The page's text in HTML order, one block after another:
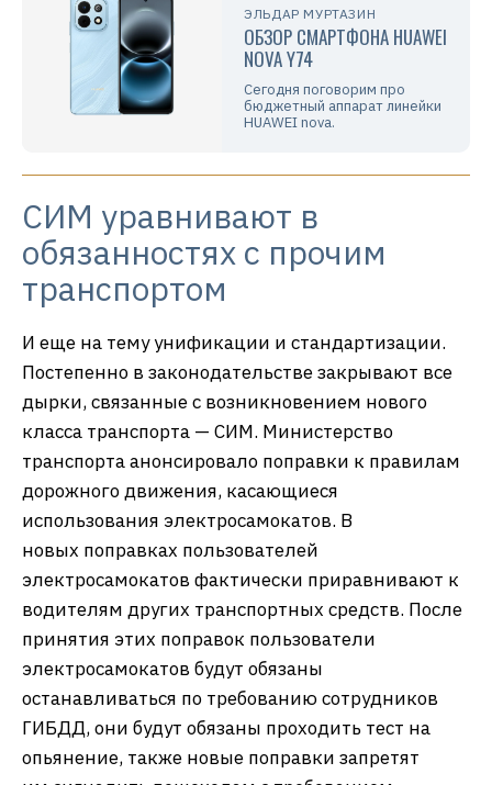
ЭЛЬДАР МУРТАЗИН
ОБЗОР СМАРТФОНА HUAWEI
NOVA Y74
Сегодня поговорим про
бюджетный аппарат линейки
HUAWEI nova.
СИМ уравнивают в
обязанностях с прочим
транспортом
И еще на тему унификации и стандартизации.
Постепенно в законодательстве закрывают все
дырки, связанные с возникновением нового
класса транспорта — СИМ. Министерство
транспорта анонсировало поправки к правилам
дорожного движения, касающиеся
использования электросамокатов. В
новых поправках пользователей
электросамокатов фактически приравнивают к
водителям других транспортных средств. После
принятия этих поправок пользователи
электросамокатов будут обязаны
останавливаться по требованию сотрудников
ГИБДД, они будут обязаны проходить тест на
опьянение, также новые поправки запретят